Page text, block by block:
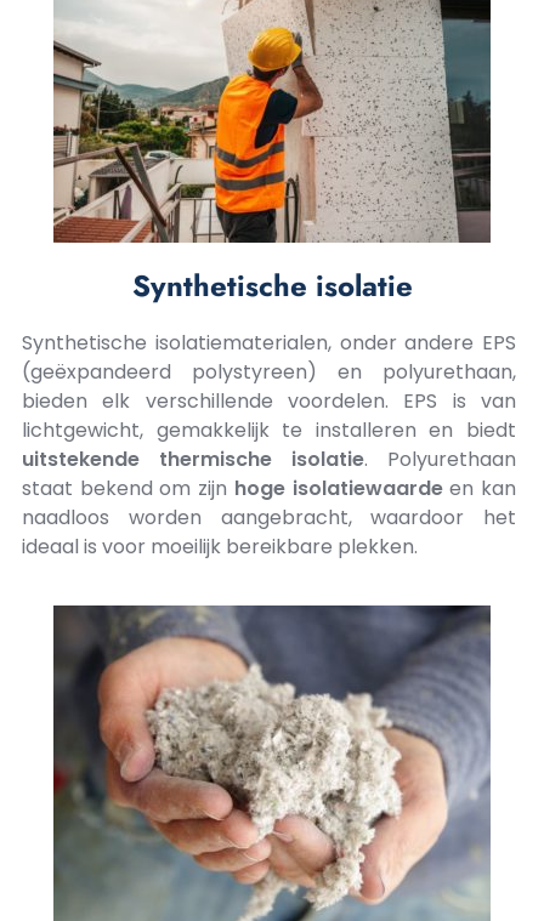
Synthetische isolatie
Synthetische isolatiematerialen, onder andere EPS
(geëxpandeerd polystyreen) en polyurethaan,
bieden elk verschillende voordelen. EPS is van
lichtgewicht, gemakkelijk te installeren en biedt
uitstekende thermische isolatie. Polyurethaan
staat bekend om zijn hoge isolatiewaardeen kan
naadloos worden aangebracht, waardoor het
ideaal is voor moeilijk bereikbare plekken.